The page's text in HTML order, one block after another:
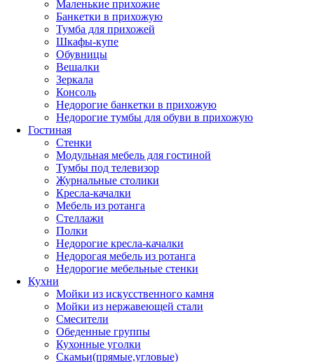
Маленькие прихожие
Банкетки в прихожую
Тумба для прихожей
Шкафы-купе
Обувницы
Вешалки
Зеркала
Консоль
Недорогие банкетки в прихожую
Недорогие тумбы для обуви в прихожую
Гостиная
Стенки
Модульная мебель для гостиной
Тумбы под телевизор
Журнальные столики
Кресла-качалки
Мебель из ротанга
Стеллажи
Полки
Недорогие кресла-качалки
Недорогая мебель из ротанга
Недорогие мебельные стенки
Кухни
Мойки из искусственного камня
Мойки из нержавеющей стали
Смесители
Обеденные группы
Кухонные уголки
Скамьи(прямые,угловые)